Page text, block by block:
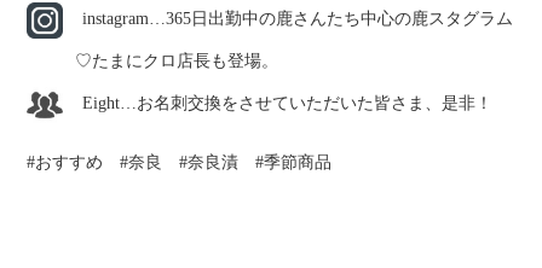
instagram…365日出勤中の鹿さんたち中心の鹿スタグラム
♡たまにクロ店長も登場。
Eight…お名刺交換をさせていただいた皆さま、是非！
おすすめ 奈良 奈良漬 季節商品